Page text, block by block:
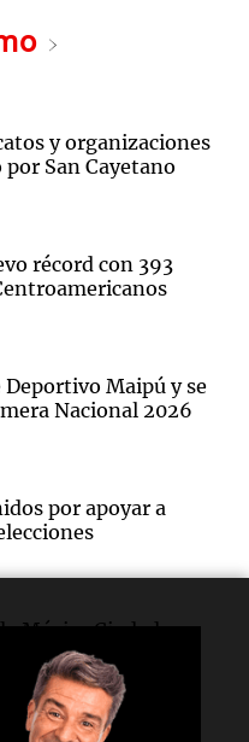
y organizaciones
por San Cayetano
récord con 393
Maipú y se
Nacional 2026
por apoyar a
Música Ciudadana
de la radio a